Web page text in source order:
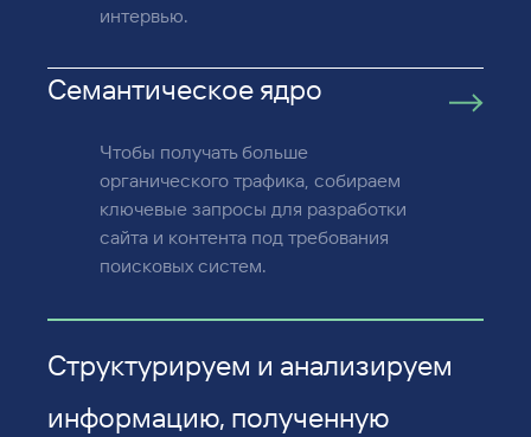
интервью.
Семантическое ядро
Чтобы получать больше
органического трафика, собираем
ключевые запросы для разработки
сайта и контента под требования
поисковых систем.
Структурируем и анализируем
информацию, полученную